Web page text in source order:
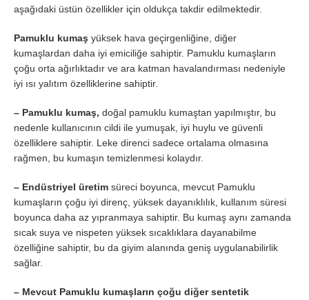
aşağıdaki üstün özellikler için oldukça takdir edilmektedir.
Pamuklu kumaş yüksek hava geçirgenliğine, diğer
kumaşlardan daha iyi emiciliğe sahiptir. Pamuklu kumaşların
çoğu orta ağırlıktadır ve ara katman havalandırması nedeniyle
iyi ısı yalıtım özelliklerine sahiptir.
– Pamuklu kumaş, doğal pamuklu kumaştan yapılmıştır, bu
nedenle kullanıcının cildi ile yumuşak, iyi huylu ve güvenli
özelliklere sahiptir. Leke direnci sadece ortalama olmasına
rağmen, bu kumaşın temizlenmesi kolaydır.
– Endüstriyel üretim süreci boyunca, mevcut Pamuklu
kumaşların çoğu iyi direnç, yüksek dayanıklılık, kullanım süresi
boyunca daha az yıpranmaya sahiptir. Bu kumaş aynı zamanda
sıcak suya ve nispeten yüksek sıcaklıklara dayanabilme
özelliğine sahiptir, bu da giyim alanında geniş uygulanabilirlik
sağlar.
– Mevcut Pamuklu kumaşların çoğu diğer sentetik